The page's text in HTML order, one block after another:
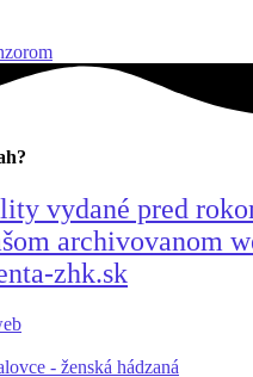
vydané pred
archivovanom
zhk.sk